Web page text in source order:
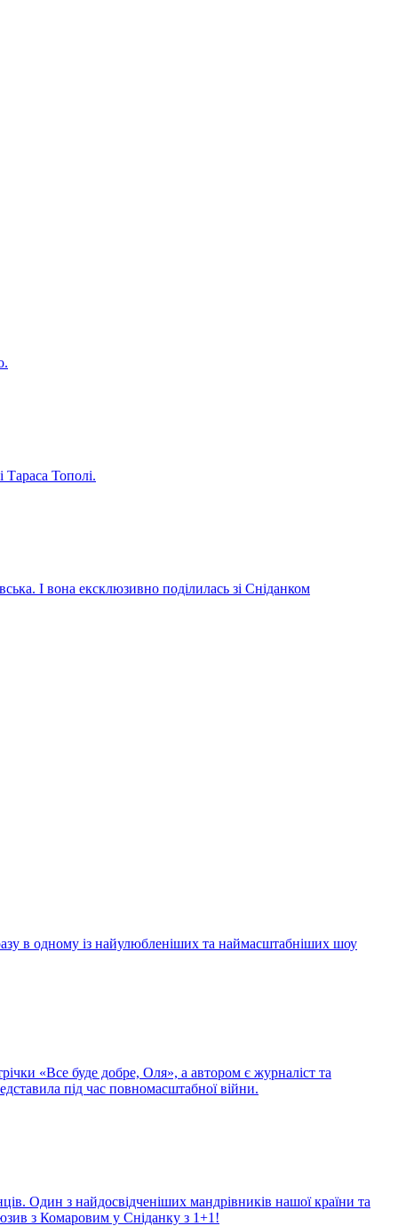
Тараса Тополі.
І вона ексклюзивно поділилась зі Сніданком
в одному із найулюбленіших та наймасштабніших шоу
«Все буде добре, Оля», а автором є журналіст та
під час повномасштабної війни.
Один з найдосвідченіших мандрівників нашої країни та
з Комаровим у Сніданку з 1+1!